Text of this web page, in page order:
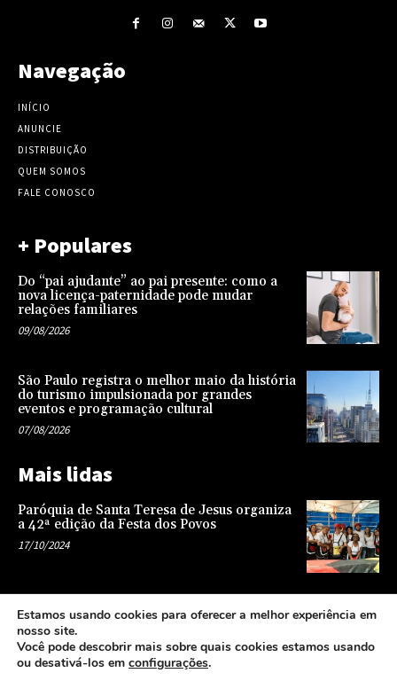
Navegação
INÍCIO
ANUNCIE
DISTRIBUIÇÃO
QUEM SOMOS
FALE CONOSCO
+ Populares
Do “pai ajudante” ao pai presente: como a
nova licença-paternidade pode mudar
relações familiares
09/08/2026
São Paulo registra o melhor maio da história
do turismo impulsionada por grandes
eventos e programação cultural
07/08/2026
Mais lidas
Paróquia de Santa Teresa de Jesus organiza
a 42ª edição da Festa dos Povos
17/10/2024
Representatividade na infância: o papel da
escola na formação de uma sociedade mais
justa e equitativa
26/04/2024
Estamos usando cookies para oferecer a melhor experiência em
nosso site.
Você pode descobrir mais sobre quais cookies estamos usando
ou desativá-los em configurações.